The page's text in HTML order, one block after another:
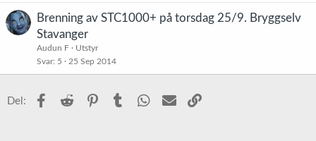
Brenning av STC1000+ på torsdag 25/9. Bryggselv
Stavanger
Audun F
Utstyr
Svar 5 25 Sep 2014
Del: Facebook
Reddit PinterestTumblr WhatsApp
E-post